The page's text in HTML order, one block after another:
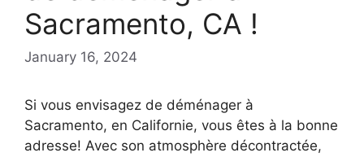
Sacramento, CA !
January 16, 2024
Si vous envisagez de déménager à
Sacramento, en Californie, vous êtes à la bonne
adresse! Avec son atmosphère décontractée,